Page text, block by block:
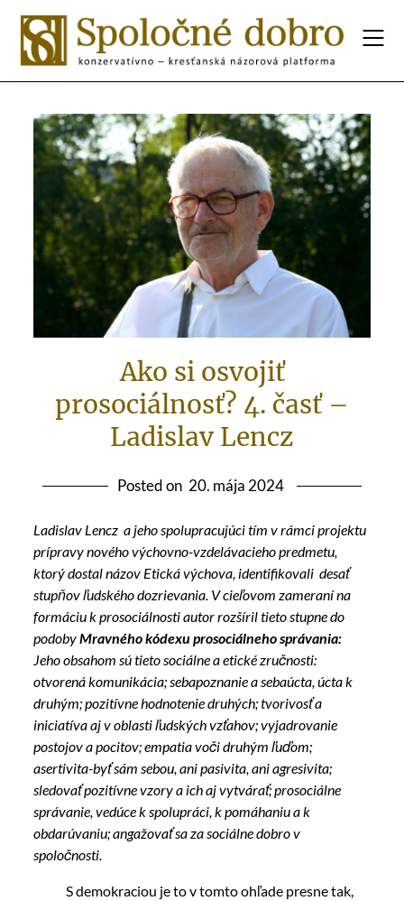
Ako si osvojiť
prosociálnosť? 4. časť –
Ladislav Lencz
Posted on 20. mája 2024
Ladislav Lencz a jeho spolupracujúci tím v rámci projektu
prípravy nového výchovno-vzdelávacieho predmetu,
ktorý dostal názov Etická výchova, identifikovali desať
stupňov ľudského dozrievania. V cieľovom zameraní na
formáciu k prosociálnosti autor rozšíril tieto stupne do
podobyMravného kódexu prosociálneho správania:
Jeho obsahom sú tieto sociálne a etické zručnosti:
otvorená komunikácia; sebapoznanie a sebaúcta, úcta k
druhým; pozitívne hodnotenie druhých; tvorivosť a
iniciatíva aj v oblasti ľudských vzťahov; vyjadrovanie
postojov a pocitov; empatia voči druhým ľuďom;
asertivita-byť sám sebou, ani pasivita, ani agresivita;
sledovať pozitívne vzory a ich aj vytvárať; prosociálne
správanie, vedúce k spolupráci, k pomáhaniu a k
obdarúvaniu; angažovať sa za sociálne dobro v
spoločnosti.
S demokraciou je to v tomto ohľade presne tak,